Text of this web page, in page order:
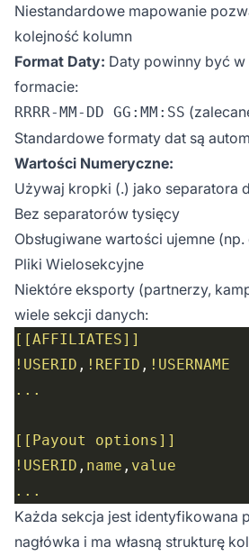
Niestandardowe mapowanie
kolejność kolumn
Format Daty: Daty powinny być
formacie:
RRRR-MM-DD GG:MM:SS
Standardowe formaty dat są
Wartości Numeryczne:
Używaj kropki (.) jako separatora
Bez separatorów tysięcy
Obsługiwane wartości ujemne
Pliki Wielosekcyjne
Niektóre eksporty (partnerzy,
wiele sekcji danych:
[[AFFILIATES]]
!USERID , !REFID , !USERNAME
...
[[Payout options]]
!USERID , name , value
...
Każda sekcja jest identyfikowana
nagłówka i ma własną strukturę